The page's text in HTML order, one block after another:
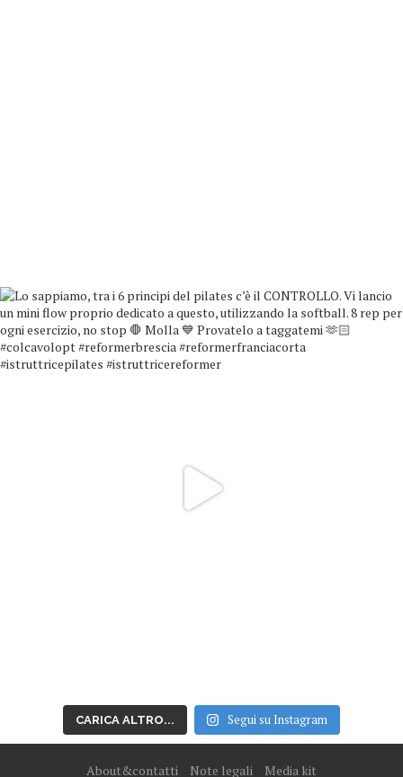
CARICA ALTRO... Segui su Instagram
About&contatti Note legali Media kit